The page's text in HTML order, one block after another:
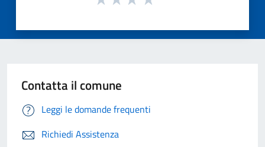
Contatta il comune
Leggi le domande frequenti
Richiedi Assistenza